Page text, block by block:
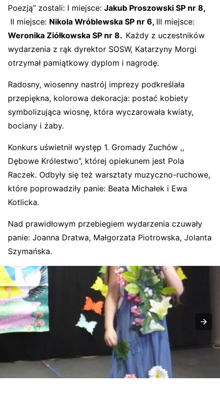
Poezją” zostali: I miejsce: Jakub Proszowski SP nr 8,
II miejsce: Nikola Wróblewska SP nr 6, III miejsce:
Weronika Ziółkowska SP nr 8. Każdy z uczestników
wydarzenia z rąk dyrektor SOSW, Katarzyny Morgi
otrzymał pamiątkowy dyplom i nagrodę.
Radosny, wiosenny nastrój imprezy podkreślała
przepiękna, kolorowa dekoracja: postać kobiety
symbolizująca wiosnę, która wyczarowała kwiaty,
bociany i żaby.
Konkurs uświetnił występ 1. Gromady Zuchów ,,
Dębowe Królestwo”, której opiekunem jest Pola
Raczek. Odbyły się też warsztaty muzyczno-ruchowe,
które poprowadziły panie: Beata Michałek i Ewa
Kotlicka.
Nad prawidłowym przebiegiem wydarzenia czuwały
panie: Joanna Dratwa, Małgorzata Piotrowska, Jolanta
Szymańska.